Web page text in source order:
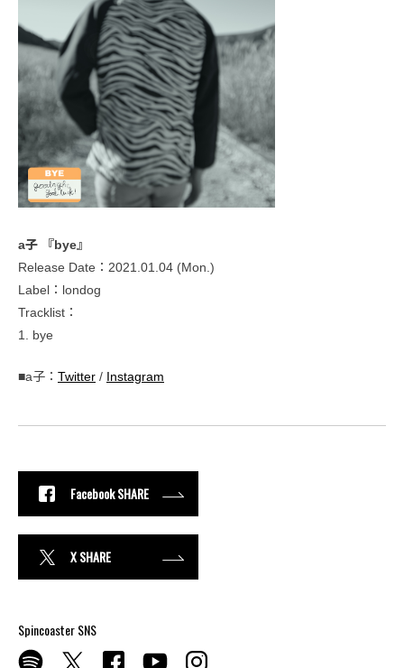
a子 『bye』
Release Date：2021.01.04 (Mon.)
Label：londog
Tracklist：
1. bye
■a子： Twitter / Instagram
Facebook SHARE
X SHARE
Spincoaster SNS